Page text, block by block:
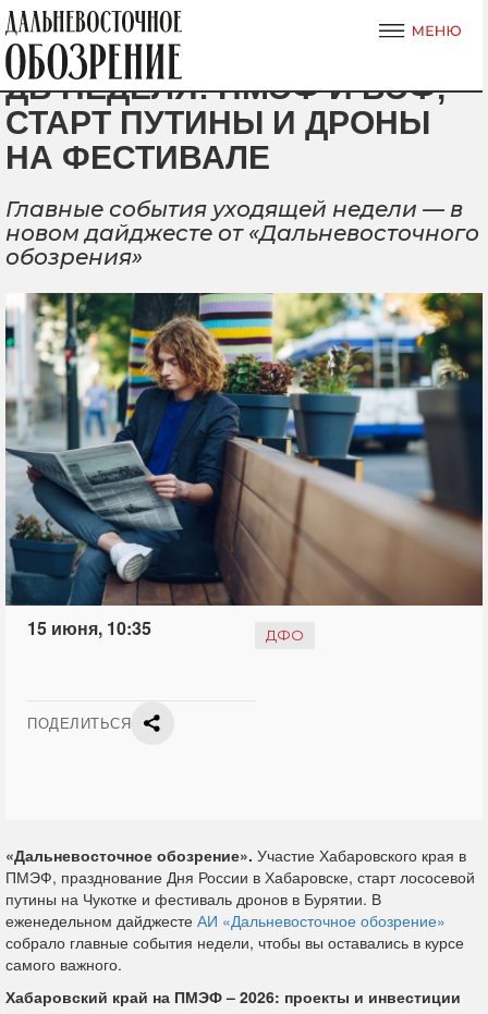
ДВ НЕДЕЛЯ: ПМЭФ И ВЭФ,
СТАРТ ПУТИНЫ И ДРОНЫ
НА ФЕСТИВАЛЕ
Главные события уходящей недели — в
новом дайджесте от «Дальневосточного
обозрения»
15 июня, 10:35 ДФО
ПОДЕЛИТЬСЯ
«Дальневосточное обозрение». Участие Хабаровского края в
ПМЭФ, празднование Дня России в Хабаровске, старт лососевой
путины на Чукотке и фестиваль дронов в Бурятии. В
еженедельном дайджесте АИ «Дальневосточное обозрение»
собрало главные события недели, чтобы вы оставались в курсе
самого важного.
Хабаровский край на ПМЭФ – 2026: проекты и инвестиции